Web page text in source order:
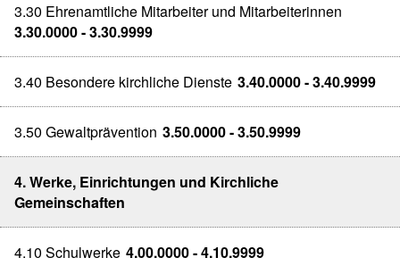
3.30 Ehrenamtliche Mitarbeiter und Mitarbeiterinnen
3.30.0000 - 3.30.9999
3.40 Besondere kirchliche Dienste 3.40.0000 - 3.40.9999
3.50 Gewaltprävention 3.50.0000 - 3.50.9999
4. Werke, Einrichtungen und Kirchliche
Gemeinschaften
4.10 Schulwerke 4.00.0000 - 4.10.9999